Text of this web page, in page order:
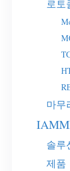
튜토
FAQ
뉴스
블로
기여
포럼
사이
PV
문의
로토
마무
솔루
제품